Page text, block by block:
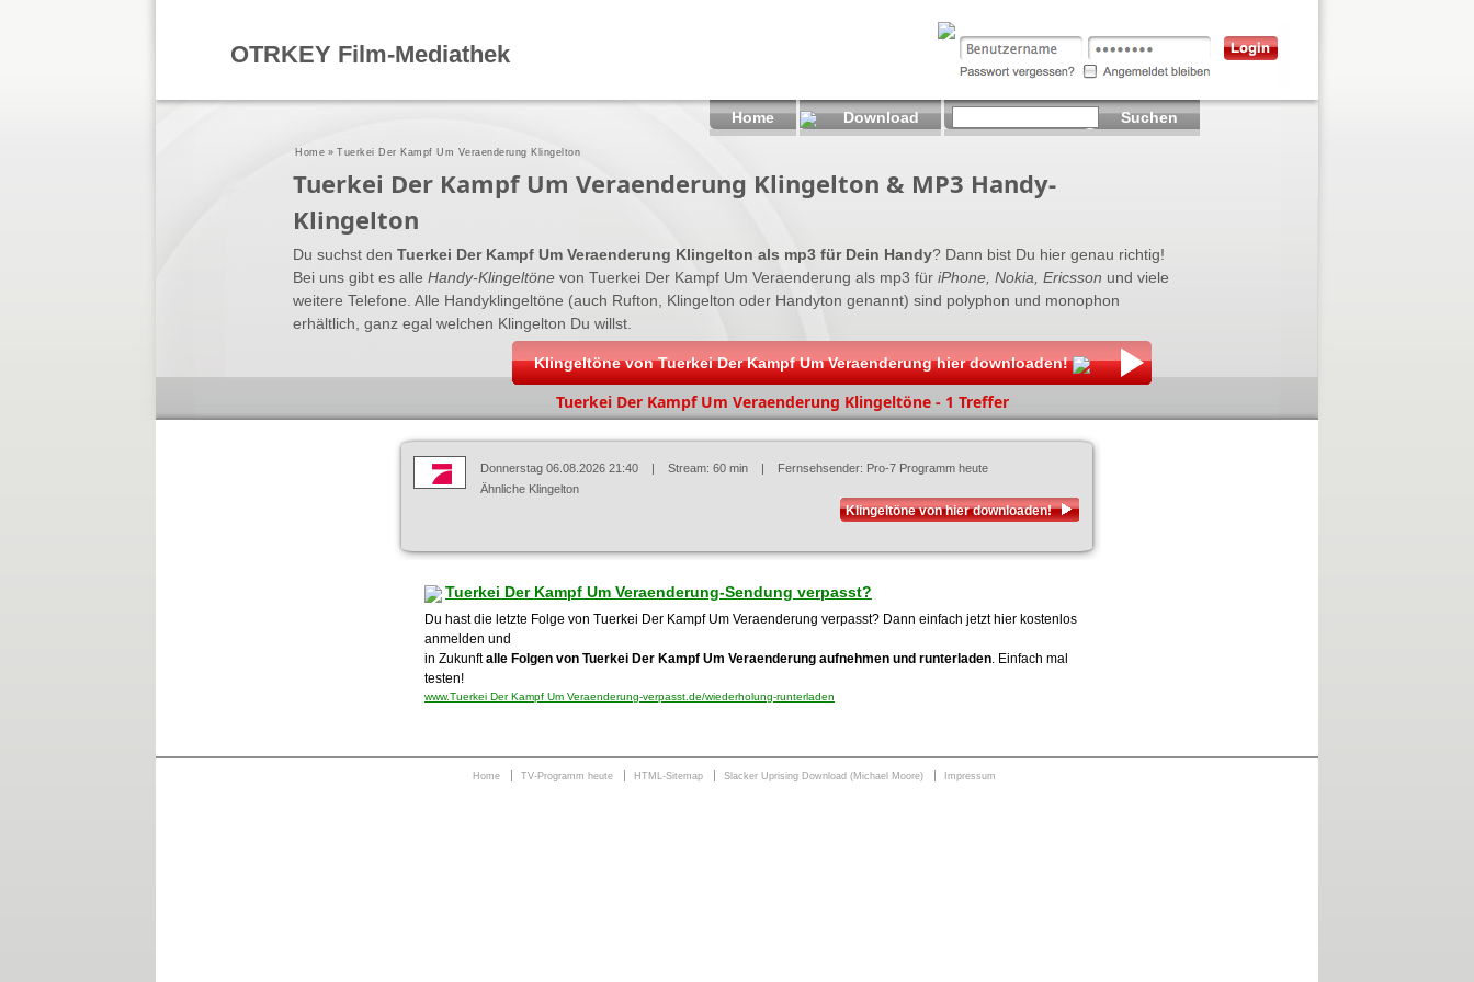
Tuerkei Der Kampf Um Veraenderung Klingelton & MP3 Handy-
Klingelton
Du suchst den Tuerkei Der Kampf Um Veraenderung Klingelton als mp3 für Dein Handy? Dann bist Du hier genau richtig!
Bei uns gibt es alle Handy-Klingeltöne von Tuerkei Der Kampf Um Veraenderung als mp3 für iPhone, Nokia, Ericsson und viele
weitere Telefone. Alle Handyklingeltöne (auch Rufton, Klingelton oder Handyton genannt) sind polyphon und monophon
erhältlich, ganz egal welchen Klingelton Du willst.
Klingeltöne von Tuerkei Der Kampf Um Veraenderung hier downloaden!
Tuerkei Der Kampf Um Veraenderung Klingeltöne - 1 Treffer
Donnerstag 06.08.2026 21:40 | Stream: 60 min | Fernsehsender: Pro-7 Programm heute
Ähnliche Klingelton
Klingeltöne von hier downloaden!
Tuerkei Der Kampf Um Veraenderung-Sendung verpasst?
Du hast die letzte Folge von Tuerkei Der Kampf Um Veraenderung verpasst? Dann einfach jetzt hier kostenlos
anmelden und
in Zukunftalle Folgen von Tuerkei Der Kampf Um Veraenderung aufnehmen und runterladen. Einfach mal
testen!
www.Tuerkei Der Kampf Um Veraenderung-verpasst.de/wiederholung-runterladen
Home »Tuerkei Der Kampf Um Veraenderung Klingelton
OTRKEY Film-Mediathek
Home Download Suchen
Home TV-Programm heute HTML-Sitemap Slacker Uprising Download (Michael Moore) Impressum